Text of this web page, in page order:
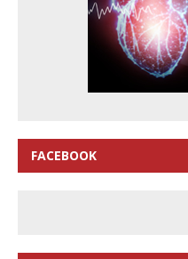
FACEBOOK